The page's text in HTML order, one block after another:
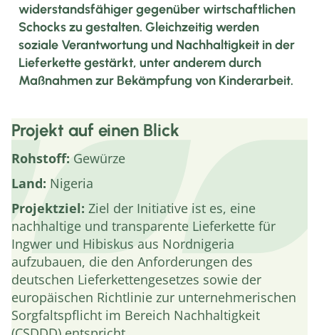
widerstandsfähiger gegenüber wirtschaftlichen
Schocks zu gestalten. Gleichzeitig werden
soziale Verantwortung und Nachhaltigkeit in der
Lieferkette gestärkt, unter anderem durch
Maßnahmen zur Bekämpfung von Kinderarbeit.
Projekt auf einen Blick
Rohstoff: Gewürze
Land: Nigeria
Projektziel: Ziel der Initiative ist es, eine
nachhaltige und transparente Lieferkette für
Ingwer und Hibiskus aus Nordnigeria
aufzubauen, die den Anforderungen des
deutschen Lieferkettengesetzes sowie der
europäischen Richtlinie zur unternehmerischen
Sorgfaltspflicht im Bereich Nachhaltigkeit